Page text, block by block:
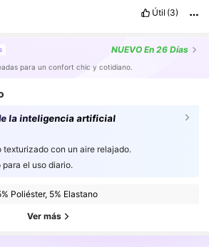
Útil (3)
NUEVO En 26 Días
para un confort chic y cotidiano.
la inteligencia artificial
texturizado con un aire relajado.
para el uso diario.
Poliéster, 5% Elastano
Ver más